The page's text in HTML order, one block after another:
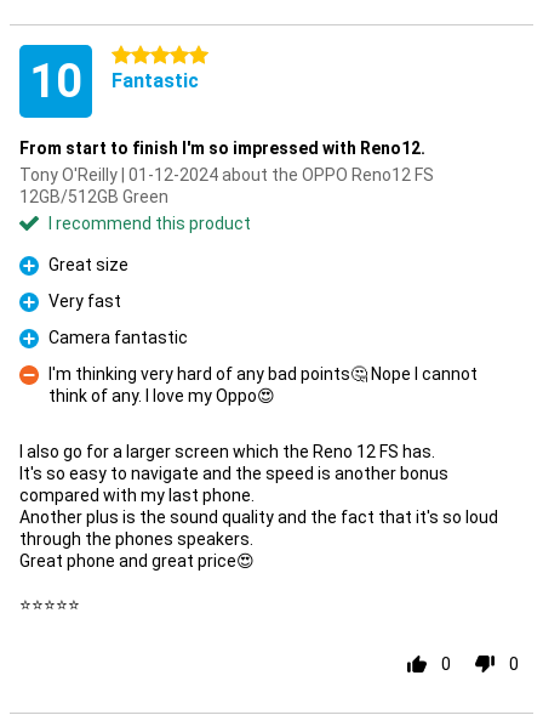
10 5 stars
Fantastic
From start to finish I'm so impressed with Reno12.
Tony O'Reilly | 01-12-2024 about the OPPO Reno12 FS
12GB/512GB Green
I recommend this product
Pro
Great size
Pro
Very fast
Pro
Camera fantastic
I'm thinking very hard of any bad points🤔 Nope I cannot
think of any. I love my Oppo😍
I also go for a larger screen which the Reno 12 FS has.
It's so easy to navigate and the speed is another bonus
compared with my last phone.
Another plus is the sound quality and the fact that it's so loud
through the phones speakers.
Great phone and great price😍
⭐⭐⭐⭐⭐
0 0